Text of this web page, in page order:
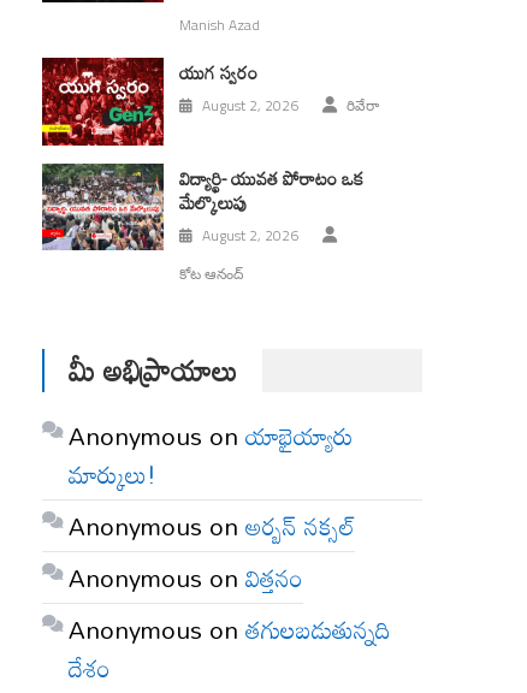
Manish Azad
యుగ స్వ‌రం
August 2, 2026 రివేరా
విద్యార్థి- యువత పోరాటం ఒక
మేల్కొలుపు
August 2, 2026
కోట ఆనంద్
మీ అభిప్రాయాలు
Anonymous onయాభైయ్యారు
మార్కులు!
Anonymous onఅర్బన్ నక్సల్
Anonymous onవిత్తనం
Anonymous onతగులబడుతున్నది
దేశం